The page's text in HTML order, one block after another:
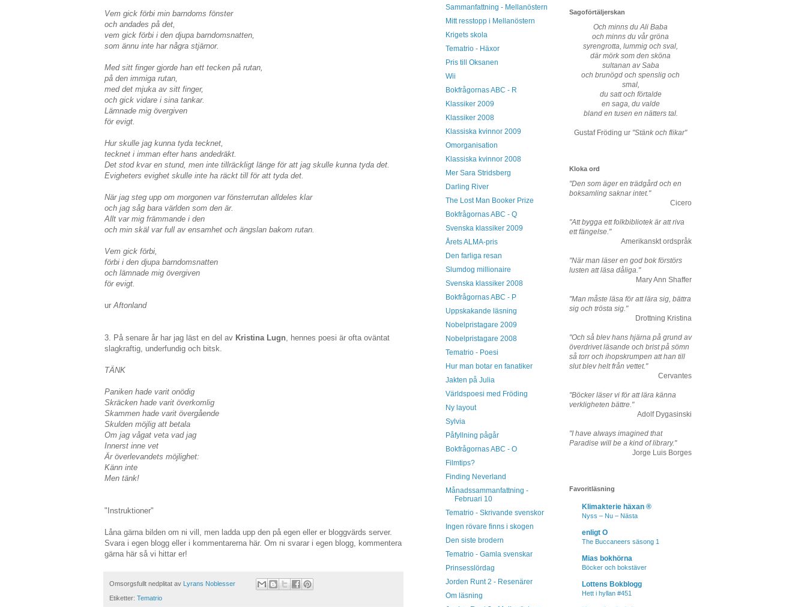
Vem gick förbi min barndoms fönster
och andades på det,
vem gick förbi i den djupa barndomsnatten,
som ännu inte har några stjärnor.
Med sitt finger gjorde han ett tecken på rutan,
på den immiga rutan,
med det mjuka av sitt finger,
och gick vidare i sina tankar.
Lämnade mig övergiven
för evigt.
Hur skulle jag kunna tyda tecknet,
tecknet i imman efter hans andedräkt.
Det stod kvar en stund, men inte tillräckligt länge för att jag skulle kunna tyda det.
Evigheters evighet skulle inte ha räckt till för att tyda det.
När jag steg upp om morgonen var fönsterrutan alldeles klar
och jag såg bara världen som den är.
Allt var mig främmande i den
och min skäl var full av ensamhet och ängslan bakom rutan.
Vem gick förbi,
förbi i den djupa barndomsnatten
och lämnade mig övergiven
för evigt.
urAftonland
3. På senare år har jag läst en del av Kristina Lugn, hennes poesi är ofta oväntat
slagkraftig, underfundig och bitsk.
TÄNK
Paniken hade varit onödig
Skräcken hade varit överkomlig
Skammen hade varit övergående
Skulden möjlig att betala
Om jag vågat veta vad jag
Innerst inne vet
Är överlevandets möjlighet:
Känn inte
Men tänk!
"Instruktioner"
Låna gärna bilden om ni vill, men ladda upp den på egen eller er bloggvärds server.
Svara i egen blogg eller i kommentarerna här. Om ni svarar i egen blogg, kommentera
gärna här så vi hittar er!
Omsorgsfullt nedplitat av Lyrans Noblesser
Etiketter: Tematrio
Sammanfattning - Mellanöstern
Mitt resstopp i Mellanöstern
Krigets skola
Tematrio - Häxor
Pris till Oksanen
Wii
Bokfrågornas ABC - R
Klassiker 2009
Klassiker 2008
Klassiska kvinnor 2009
Omorganisation
Klassiska kvinnor 2008
Mer Sara Stridsberg
Darling River
The Lost Man Booker Prize
Bokfrågornas ABC - Q
Svenska klassiker 2009
Årets ALMA-pris
Den farliga resan
Slumdog millionaire
Svenska klassiker 2008
Bokfrågornas ABC - P
Uppskakande läsning
Nobelpristagare 2009
Nobelpristagare 2008
Tematrio - Poesi
Hur man botar en fanatiker
Jakten på Julia
Världspoesi med Fröding
Ny layout
Sylvia
Påfyllning pågår
Bokfrågornas ABC - O
Filmtips?
Finding Neverland
Månadssammanfattning -
Februari 10
Tematrio - Skrivande svenskor
Ingen rövare finns i skogen
Den siste brodern
Tematrio - Gamla svenskar
Prinsesslördag
Jorden Runt 2 - Resenärer
Om läsning
Sagoförtäljerskan
Och minns du Ali Baba
och minns du vår gröna
syrengrotta, lummig och sval,
där mörk som den sköna
sultanan av Saba
och brunögd och spenslig och
smal,
du satt och förtalde
en saga, du valde
bland en tusen en nätters tal.
Gustaf Fröding ur "Stänk och flikar"
Kloka ord
"Den som äger en trädgård och en
boksamling saknar intet."
Cicero
"Att bygga ett folkbibliotek är att riva
ett fängelse."
Amerikanskt ordspråk
"När man läser en god bok förstörs
lusten att läsa dåliga."
Mary Ann Shaffer
"Man måste läsa för att lära sig, bättra
sig och trösta sig."
Drottning Kristina
"Och så blev hans hjärna på grund av
överdrivet läsande och brist på sömn
så torr och ihopskrumpen att han till
slut blev helt från vettet."
Cervantes
"Böcker läser vi för att lära känna
verkligheten bättre."
Adolf Dygasinski
"I have always imagined that
Paradise will be a kind of library."
Jorge Luis Borges
Favoritläsning
Klimakterie häxan ®
Nyss – Nu – Nästa
enligt O
The Buccaneers säsong 1
Mias bokhörna
Böcker och bokstäver
Lottens Bokblogg
Hett i hyllan #451